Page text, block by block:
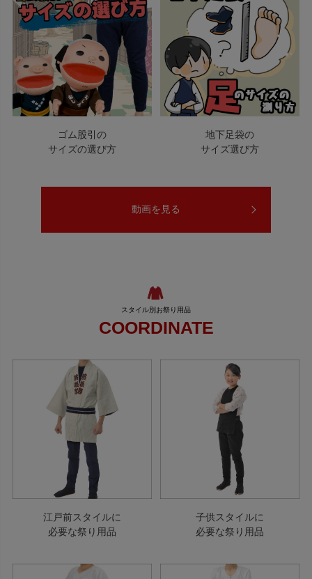
ゴム股引の
サイズの選び方
地下足袋の
サイズ選び方
動画を見る
COORDINATE
江戸前スタイルに
必要な祭り用品
子供スタイルに
必要な祭り用品